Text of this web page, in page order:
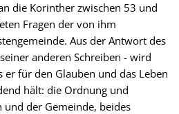
die Korinther zwischen 53 und
Fragen der von ihm
Aus der Antwort des
anderen Schreiben - wird
für den Glauben und das Leben
hält: die Ordnung und
der Gemeinde, beides